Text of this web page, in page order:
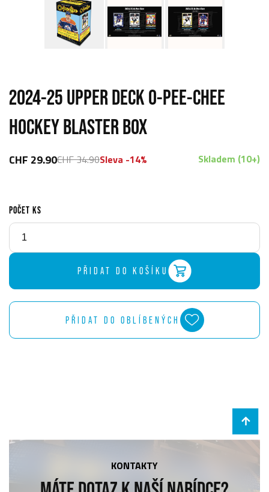
2024-25 UPPER DECK O-PEE-CHEE
HOCKEY BLASTER BOX
CHF 29.90CHF 34.90Sleva -14% Skladem (10+)
POČET KS
PŘIDAT DO KOŠÍKU
PŘIDAT DO OBLÍBENÝCH
KONTAKTY